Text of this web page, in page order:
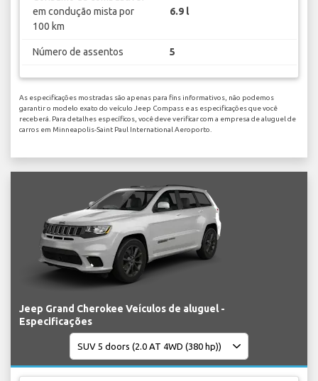
em condução mista por
100 km
6.9 l
Número de assentos 5
As especificações mostradas são apenas para fins informativos, não podemos
garantir o modelo exato do veículo Jeep Compass e as especificações que você
receberá. Para detalhes específicos, você deve verificar com a empresa de aluguel de
carros em Minneapolis-Saint Paul International Aeroporto.
Jeep Grand Cherokee Veículos de aluguel -
Especificações